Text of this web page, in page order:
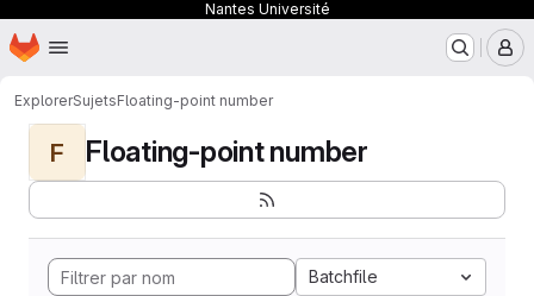
Nantes Université
Passer au contenu principal
Page d'accueil
ExplorerSujetsFloating-point number
F Floating-point number
Batchfile